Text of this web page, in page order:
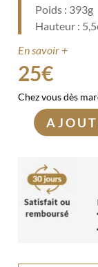
Poids : 393g
Hauteur :
En savoir +
25€
Chez vous dès
quantité
Grand
dé
en
Onyx